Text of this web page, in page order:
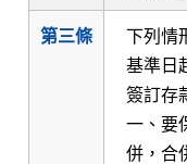
第三條
下列情
基準日
簽訂存
一、要
併，合